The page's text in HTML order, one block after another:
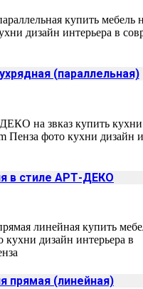
(параллельная)
в стиле АРТ-ДЕКО
прямая (линейная)
Да
Изменить